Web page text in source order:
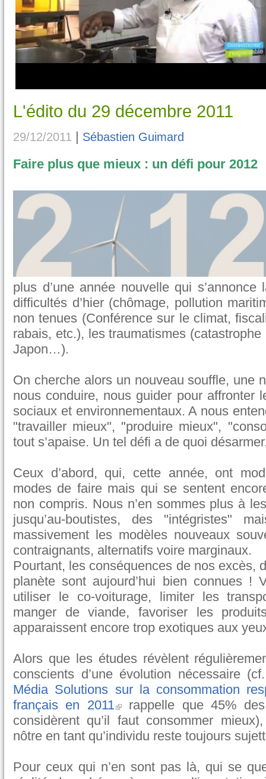
L'édito du 29 décembre 2011
29/12/2011 | Sébastien Guimard
Faire plus que mieux : un défi pour 2012
plus d’une année nouvelle qui
difficultés d’hier (chômage, pollution
non tenues (Conférence sur le climat,
rabais, etc.), les traumatismes
Japon…).
On cherche alors un nouveau souffle, une
nous conduire, nous guider pour affronter
sociaux et environnementaux. A nous
"travailler mieux", "produire mieux",
tout s’apaise. Un tel défi a de quoi
Ceux d’abord, qui, cette année, ont
modes de faire mais qui se sentent
non compris. Nous n’en sommes plus à
jusqu’au-boutistes, des "intégristes"
massivement les modèles nouveaux
contraignants, alternatifs voire marginaux.
Pourtant, les conséquences de nos excès,
planète sont aujourd’hui bien connues !
utiliser le co-voiturage, limiter les
manger de viande, favoriser les
apparaissent encore trop exotiques aux
Alors que les études révèlent
conscients d’une évolution nécessaire
Média Solutions sur la consommation
français en 2011 rappelle que 45% des
considèrent qu’il faut consommer
nôtre en tant qu’individu reste toujours
Pour ceux qui n’en sont pas là, qui se